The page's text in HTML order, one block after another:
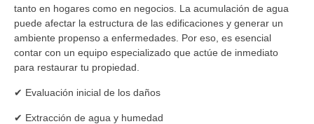
tanto en hogares como en negocios. La acumulación de agua
puede afectar la estructura de las edificaciones y generar un
ambiente propenso a enfermedades. Por eso, es esencial
contar con un equipo especializado que actúe de inmediato
para restaurar tu propiedad.
✔ Evaluación inicial de los daños
✔ Extracción de agua y humedad